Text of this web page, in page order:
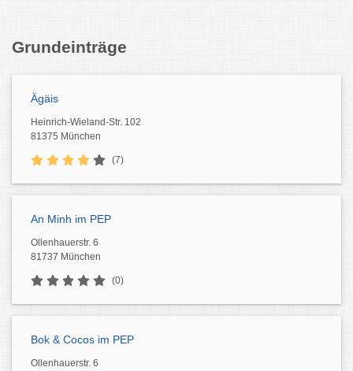
Grundeinträge
Ägäis
Heinrich-Wieland-Str. 102
81375 München
(7)
An Minh im PEP
Ollenhauerstr. 6
81737 München
(0)
Bok & Cocos im PEP
Ollenhauerstr. 6